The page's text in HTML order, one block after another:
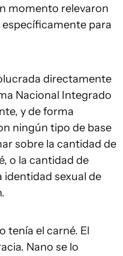
momento relevaron
específicamente para
directamente
Nacional Integrado
y de forma
ningún tipo de base
sobre la cantidad de
o la cantidad de
identidad sexual de
tenía el carné. El
Nano se lo